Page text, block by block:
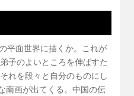
平面世界に描くか。これが
子のよいところを伸ばすた
れを段々と自分のものにし
南画が出てくる。中国の伝